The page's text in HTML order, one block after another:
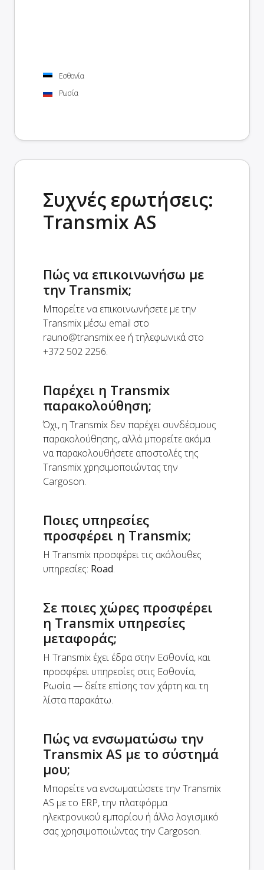
Εσθονία
Ρωσία
Συχνές ερωτήσεις:
Transmix AS
Πώς να επικοινωνήσω με
την Transmix;
Μπορείτε να επικοινωνήσετε με την
Transmix μέσω email στο
rauno@transmix.ee ή τηλεφωνικά στο
+372 502 2256.
Παρέχει η Transmix
παρακολούθηση;
Όχι, η Transmix δεν παρέχει συνδέσμους
παρακολούθησης, αλλά μπορείτε ακόμα
να παρακολουθήσετε αποστολές της
Transmix χρησιμοποιώντας την
Cargoson.
Ποιες υπηρεσίες
προσφέρει η Transmix;
Η Transmix προσφέρει τις ακόλουθες
υπηρεσίες: Road.
Σε ποιες χώρες προσφέρει
η Transmix υπηρεσίες
μεταφοράς;
Η Transmix έχει έδρα στην Εσθονία, και
προσφέρει υπηρεσίες στις Εσθονία,
Ρωσία — δείτε επίσης τον χάρτη και τη
λίστα παρακάτω.
Πώς να ενσωματώσω την
Transmix AS με το σύστημά
μου;
Μπορείτε να ενσωματώσετε την Transmix
AS με το ERP, την πλατφόρμα
ηλεκτρονικού εμπορίου ή άλλο λογισμικό
σας χρησιμοποιώντας την Cargoson.